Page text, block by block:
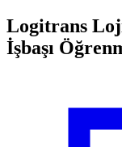
Logitrans
İşbaşı